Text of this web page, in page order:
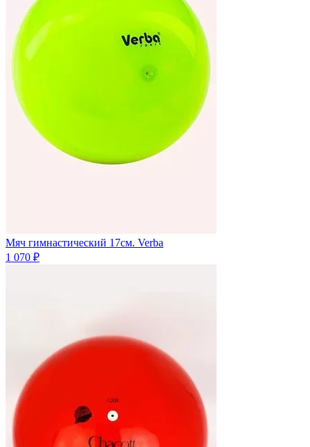
Мяч гимнастический 17см. Verba
1 070 ₽